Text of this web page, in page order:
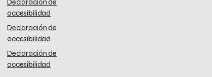
Declaración de
accesibilidad
Declaración de
accesibilidad
Declaración de
accesibilidad